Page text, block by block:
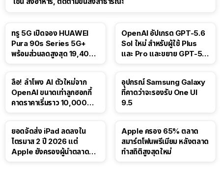
ทรู 5G เปิดจอง HUAWEI
Pura 90s Series 5G+
พร้อมส่วนลดสูงสุด 19,400
OpenAI อัปเกรด GPT-5.6
Sol ใหม่ สำหรับผู้ใช้ Plus
และ Pro และขยาย GPT-5.6
ลือ! ลำโพง AI ตัวใหม่จาก
OpenAI ขนาดเท่าลูกฮอกกี้
คาดราคาเริ่มราว 10,000
อุปกรณ์ Samsung Galaxy
ที่คาดว่าจะรองรับ One UI
9.5
ยอดจัดส่ง iPad ลดลงใน
ไตรมาส 2 ปี 2026 แต่
Apple ยังครองผู้นำตลาด
Apple ครอง 65% ตลาด
สมาร์ตโฟนพรีเมียม หลังตลาด
ทำสถิติสูงสุดใหม่